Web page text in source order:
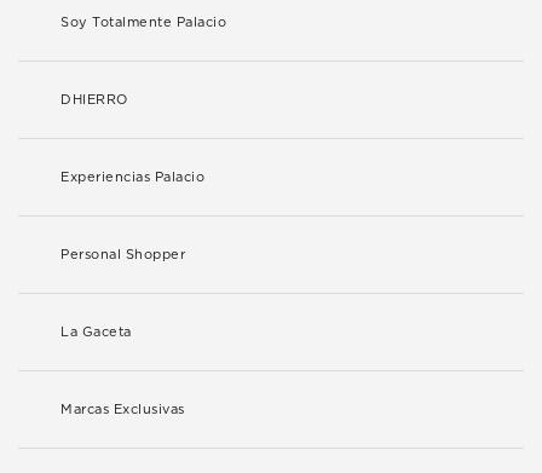
Soy Totalmente Palacio
DHIERRO
Experiencias Palacio
Personal Shopper
La Gaceta
Marcas Exclusivas